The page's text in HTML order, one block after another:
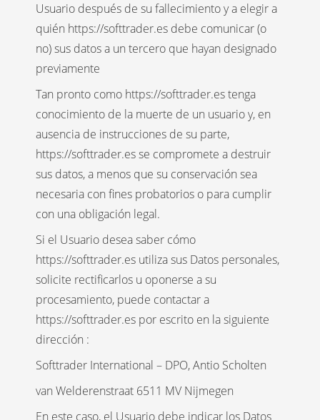
Usuario después de su fallecimiento y a elegir a
quién https://softtrader.es debe comunicar (o
no) sus datos a un tercero que hayan designado
previamente
Tan pronto como https://softtrader.es tenga
conocimiento de la muerte de un usuario y, en
ausencia de instrucciones de su parte,
https://softtrader.es se compromete a destruir
sus datos, a menos que su conservación sea
necesaria con fines probatorios o para cumplir
con una obligación legal.
Si el Usuario desea saber cómo
https://softtrader.es utiliza sus Datos personales,
solicite rectificarlos u oponerse a su
procesamiento, puede contactar a
https://softtrader.es por escrito en la siguiente
dirección :
Softtrader International – DPO, Antio Scholten
van Welderenstraat 6511 MV Nijmegen
En este caso, el Usuario debe indicar los Datos